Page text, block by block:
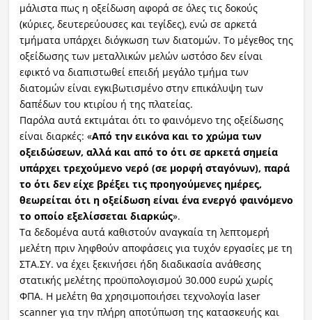
μάλιστα πως η οξείδωση αφορά σε όλες τις δοκούς
(κύριες, δευτερεύουσες και τεγίδες), ενώ σε αρκετά
τμήματα υπάρχει διόγκωση των διατομών. Το μέγεθος της
οξείδωσης των μεταλλικών μελών ωστόσο δεν είναι
εφικτό να διαπιστωθεί επειδή μεγάλο τμήμα των
διατομών είναι εγκιβωτισμένο στην επικάλυψη των
δαπέδων του κτιρίου ή της πλατείας.
Παρόλα αυτά εκτιμάται ότι το φαινόμενο της οξείδωσης
είναι διαρκές: «Από την εικόνα και το χρώμα των
οξειδώσεων, αλλά και από το ότι σε αρκετά σημεία
υπάρχει τρεχούμενο νερό (σε μορφή σταγόνων), παρά
το ότι δεν είχε βρέξει τις προηγούμενες ημέρες,
θεωρείται ότι η οξείδωση είναι ένα ενεργό φαινόμενο
το οποίο εξελίσσεται διαρκώς».
Τα δεδομένα αυτά καθιστούν αναγκαία τη λεπτομερή
μελέτη πριν ληφθούν αποφάσεις για τυχόν εργασίες με τη
ΣΤΑ.ΣΥ. να έχει ξεκινήσει ήδη διαδικασία ανάθεσης
στατικής μελέτης προϋπολογισμού 30.000 ευρώ χωρίς
ΦΠΑ. Η μελέτη θα χρησιμοποιήσει τεχνολογία laser
scanner για την πλήρη αποτύπωση της κατασκευής και